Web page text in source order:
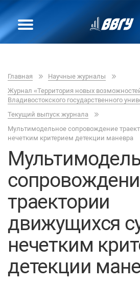
Главная
Научные журналы
Журнал «Территория новых
Владивостокского государственного
Текущий выпуск журнала
Мультимодельное сопровождение
нечетким критерием детекции маневра
траектории
движущихся
нечетким
детекции